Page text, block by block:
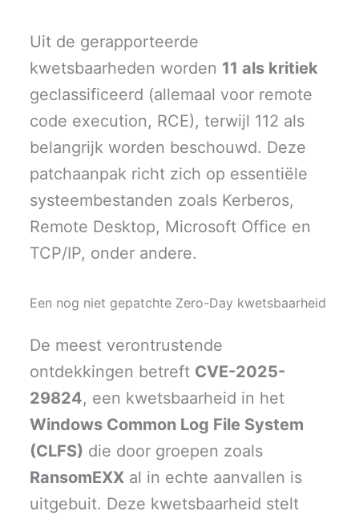
Uit de gerapporteerde
kwetsbaarheden worden 11 als kritiek
geclassificeerd (allemaal voor remote
code execution, RCE), terwijl 112 als
belangrijk worden beschouwd. Deze
patchaanpak richt zich op essentiële
systeembestanden zoals Kerberos,
Remote Desktop, Microsoft Office en
TCP/IP, onder andere.
Een nog niet gepatchte Zero-Day kwetsbaarheid
De meest verontrustende
ontdekkingen betreft CVE-2025-
29824, een kwetsbaarheid in het
Windows Common Log File System
(CLFS) die door groepen zoals
RansomEXX al in echte aanvallen is
uitgebuit. Deze kwetsbaarheid stelt